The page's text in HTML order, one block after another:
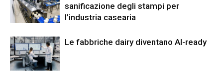
sanificazione degli stampi per
l’industria casearia
Le fabbriche dairy diventano AI-ready